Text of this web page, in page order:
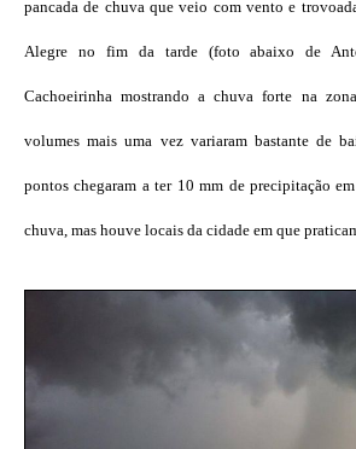
pancada de chuva que veio com vento e
Alegre no fim da tarde (foto abaixo de
Cachoeirinha mostrando a chuva forte na
volumes mais uma vez variaram bastante de
pontos chegaram a ter 10 mm de precipitação
chuva, mas houve locais da cidade em que